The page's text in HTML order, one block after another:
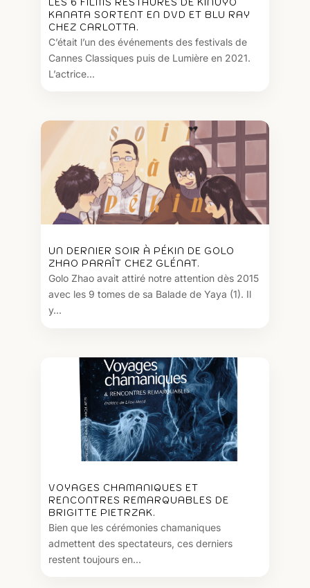
LES 6 FILMS RESTAURÉS DE KINUYO
KANATA SORTENT EN DVD ET BLU RAY
CHEZ CARLOTTA.
C’était l’un des événements des festivals de
Cannes Classiques puis de Lumière en 2021.
L’actrice...
UN DERNIER SOIR À PÉKIN DE GOLO
ZHAO PARAÎT CHEZ GLÉNAT.
Golo Zhao avait attiré notre attention dès 2015
avec les 9 tomes de sa Balade de Yaya (1). Il
y...
VOYAGES CHAMANIQUES ET
RENCONTRES REMARQUABLES DE
BRIGITTE PIETRZAK.
Bien que les cérémonies chamaniques
admettent des spectateurs, ces derniers
restent toujours en...